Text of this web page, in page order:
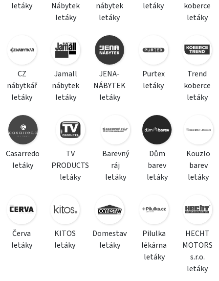
letáky
Nábytek
letáky
nábytek
letáky
letáky
koberce
letáky
CZ
nábytkář
letáky
Jamall
nábytek
letáky
JENA-
NÁBYTEK
letáky
Purtex
letáky
Trend
koberce
letáky
Casarredo
letáky
TV
PRODUCTS
letáky
Barevný
ráj
letáky
Dům
barev
letáky
Kouzlo
barev
letáky
Červa
letáky
KITOS
letáky
Domestav
letáky
Pilulka
lékárna
letáky
HECHT
MOTORS
s.r.o.
letáky